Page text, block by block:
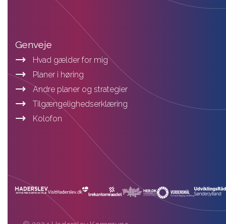
Genveje
Hvad gælder for mig
Planer i høring
Andre planer og strategier
Tilgængelighedserklæring
Kolofon